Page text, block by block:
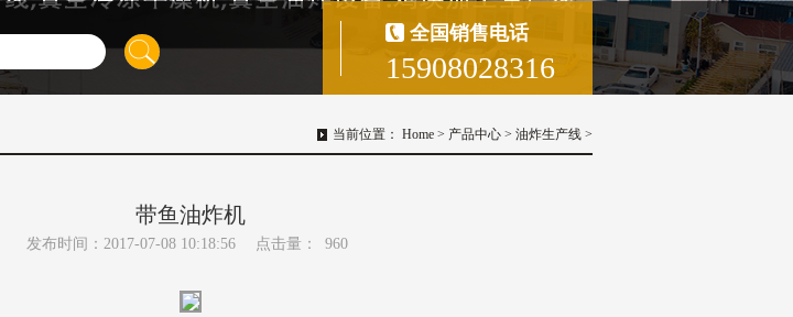
全国销售电话
15908028316
当前位置： Home > 产品中心 > 油炸生产线 >
带鱼油炸机
发布时间：2017-07-08 10:18:56 点击量： 960